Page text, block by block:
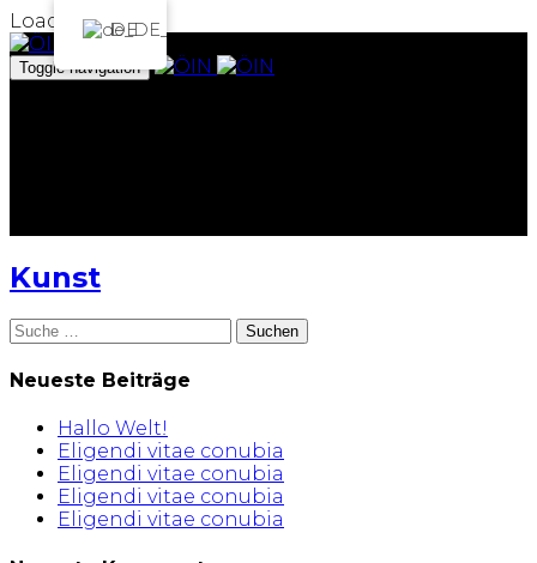
Loading...
Toggle navigation
Kunst
Suche
nach:
Neueste Beiträge
Hallo Welt!
Eligendi vitae conubia
Eligendi vitae conubia
Eligendi vitae conubia
Eligendi vitae conubia
DE